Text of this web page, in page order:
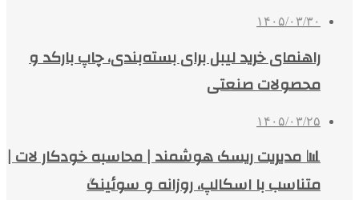
۱۴۰۵/۰۳/۳۰
راهنمای خرید لیبل برای بسته‌بندی، چاپ بارکد و
محصولات صنعتی
۱۴۰۵/۰۳/۲۵
📊 مدیریت ریسک هوشمند | محاسبه خودکار لات |
متناسب با اسکالپ، روزانه و سوئینگ